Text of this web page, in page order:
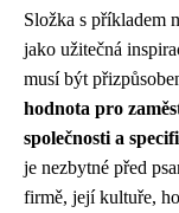
Složka s příkladem
jako užitečná
musí být
hodnota pro
společnosti a
je nezbytné před
firmě, její kultuře,